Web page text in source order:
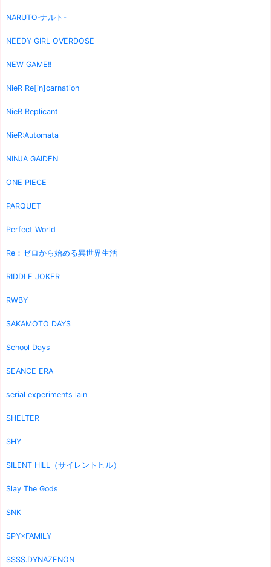
NARUTO‐ナルト‐
NEEDY GIRL OVERDOSE
NEW GAME!!
NieR Re[in]carnation
NieR Replicant
NieR:Automata
NINJA GAIDEN
ONE PIECE
PARQUET
Perfect World
Re：ゼロから始める異世界生活
RIDDLE JOKER
RWBY
SAKAMOTO DAYS
School Days
SEANCE ERA
serial experiments lain
SHELTER
SHY
SILENT HILL（サイレントヒル）
Slay The Gods
SNK
SPY×FAMILY
SSSS.DYNAZENON